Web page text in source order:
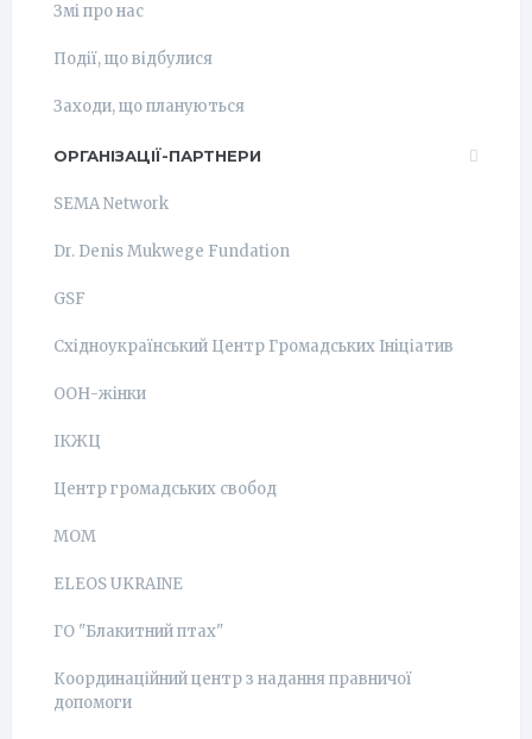
Змі про нас
Події, що відбулися
Заходи, що плануються
ОРГАНІЗАЦІЇ-ПАРТНЕРИ
SEMA Network
Dr. Denis Mukwege Fundation
GSF
Східноукраїнський Центр Громадських Ініціатив
ООН-жінки
ІКЖЦ
Центр громадських свобод
МОМ
ELEOS UKRAINE
ГО "Блакитний птах"
Координаційний центр з надання правничої
допомоги